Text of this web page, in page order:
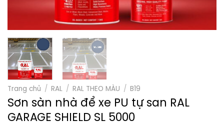
Trang chủ / RAL / RAL THEO MÀU / B19
Sơn sàn nhà để xe PU tự san RAL
GARAGE SHIELD SL 5000